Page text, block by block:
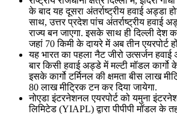
के बाद यह दूसरा अंतर्राष्ट्रीय हवाई अड्डा
साथ, उत्तर प्रदेश पांच अंतर्राष्ट्रीय हवाई
राज्य बन जाएगा. इसके साथ ही दिल्‍ली देश
जहां 70 किमी के दायरे में अब तीन एयरपोर्ट
यह भारत का पहला नैट जीरो उत्सर्जन हवाई
बार किसी हवाई अड्डे में मल्‍टी मॉडल कार्गो
इसके कार्गो टर्मिनल की क्षमता बीस लाख
80 लाख मीट्रिक टन कर दिया जायेगा.
नोएडा इंटरनेशनल एयरपोर्ट को यमुना
लिमिटेड (YIAPL) द्वारा पीपीपी मॉडल के